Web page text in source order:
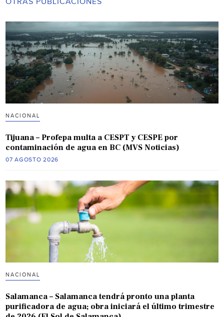
NACIONAL
Tijuana – Profepa multa a CESPT y CESPE por
contaminación de agua en BC (MVS Noticias)
07 AGOSTO 2026
NACIONAL
Salamanca – Salamanca tendrá pronto una planta
purificadora de agua; obra iniciará el último trimestre